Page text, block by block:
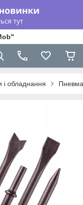
і обладнання